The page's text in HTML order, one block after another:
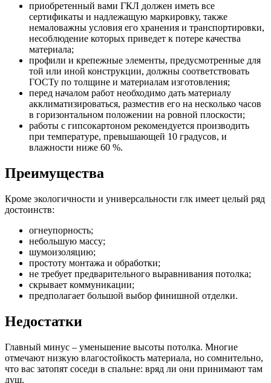
приобретенный вами ГКЛ должен иметь все
сертификаты и надлежащую маркировку, также
немаловажны условия его хранения и транспортировки,
несоблюдение которых приведет к потере качества
материала;
профили и крепежные элементы, предусмотренные для
той или иной конструкции, должны соответствовать
ГОСТу по толщине и материалам изготовления;
перед началом работ необходимо дать материалу
акклиматизироваться, разместив его на несколько часов
в горизонтальном положении на ровной плоскости;
работы с гипсокартоном рекомендуется производить
при температуре, превышающей 10 градусов, и
влажности ниже 60 %.
Преимущества
Кроме экологичности и универсальности глк имеет целый ряд
достоинств:
огнеупорность;
небольшую массу;
шумоизоляцию;
простоту монтажа и обработки;
не требует предварительного выравнивания потолка;
скрывает коммуникации;
предполагает большой выбор финишной отделки.
Недостатки
Главный минус – уменьшение высоты потолка. Многие
отмечают низкую влагостойкость материала, но сомнительно,
что вас затопят соседи в спальне: вряд ли они принимают там
душ.